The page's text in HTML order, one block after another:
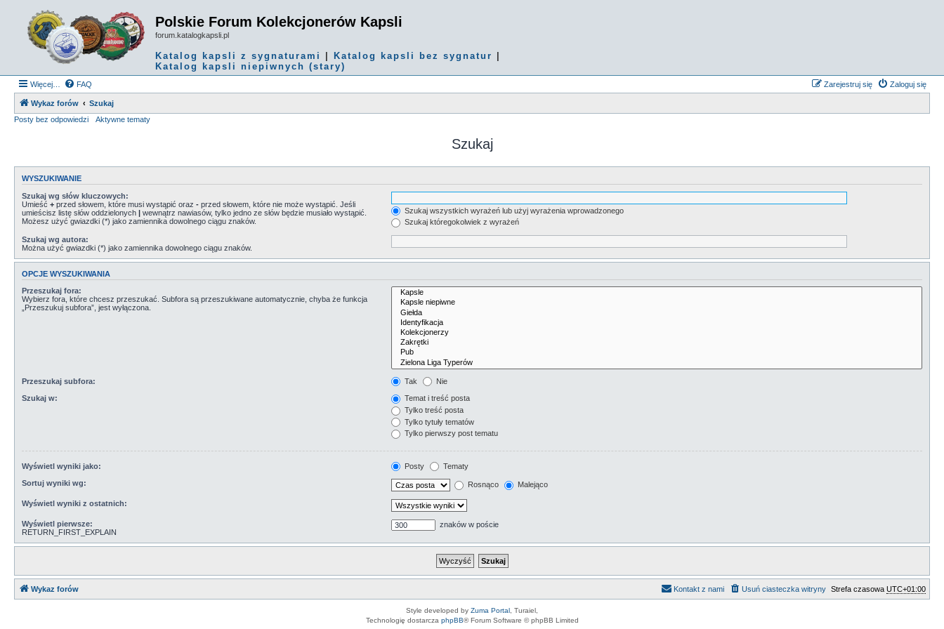
Polskie Forum Kolekcjonerów Kapsli
forum.katalogkapsli.pl
Katalog kapsli z sygnaturami Katalog kapsli bez sygnatur
Katalog kapsli niepiwnych (stary)
Więcej… FAQ Zaloguj się
Zarejestruj się
Wykaz forów
Szukaj
Posty bez odpowiedzi
Aktywne tematy
Szukaj
WYSZUKIWANIE
Szukaj wg słów kluczowych:
Umieść + przed słowem, które musi wystąpić oraz - przed słowem, które nie może wystąpić. Jeśli
umieścisz listę słów oddzielonych | wewnątrz nawiasów, tylko jedno ze słów będzie musiało wystąpić.
Możesz użyć gwiazdki (*) jako zamiennika dowolnego ciągu znaków.
Szukaj wszystkich wyrażeń lub użyj wyrażenia wprowadzonego
Szukaj któregokolwiek z wyrażeń
Szukaj wg autora:
Można użyć gwiazdki (*) jako zamiennika dowolnego ciągu znaków.
OPCJE WYSZUKIWANIA
Przeszukaj fora:
Wybierz fora, które chcesz przeszukać. Subfora są przeszukiwane automatycznie, chyba że funkcja
„Przeszukuj subfora”, jest wyłączona.
Przeszukaj subfora: Tak Nie
Szukaj w:
Temat i treść posta
Tylko treść posta
Tylko tytuły tematów
Tylko pierwszy post tematu
Wyświetl wyniki jako: Posty Tematy
Sortuj wyniki wg: Rosnąco Malejąco
Wyświetl wyniki z ostatnich:
Wyświetl pierwsze:
RETURN_FIRST_EXPLAIN
znaków w poście
Wykaz forów Strefa czasowa UTC+01:00
Usuń ciasteczka witryny
Kontakt z nami
Style developed by Zuma Portal , Turaiel,
Technologię dostarcza phpBB® Forum Software © phpBB Limited